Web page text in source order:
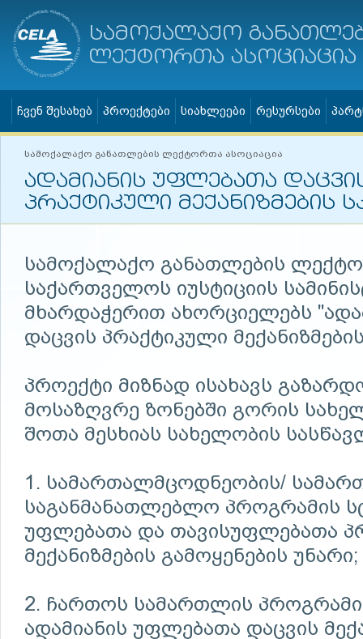
სამოქალაქო
ლექტორთა ასოციაცია
ჩვენ შესახებ პროექტები სიახლეები რესურსები
სამოქალაქო განათლების ლექტორთა ასოციაცია
ადამიანის უფლებათა
პრაქტიკული მექანიზმების
სამოქალაქო განათლების
საქართველოს იუსტიციის
მხარდაჭერით ახორციელებს
დაცვის პრაქტიკული
პროექტი მიზნად ისახავს
მოსაზღვრე ზონებში გორის
შოთა მესხიას სახელობის
1. სამართალმცოდნეობის/
საგანმანათლებლო პროგრამის
უფლებათა და თავისუფლებათა
მექანიზმების გამოყენების უნარი;
2. ჩართოს სამართლის
ადამიანის უფლებათა დაცვის